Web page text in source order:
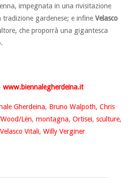
impegnata in una rivisitazione
tradizione gardenese; e infineVelasco
che proporrà una gigantesca
www.biennalegherdeina.it
Gherdeina, Bruno Walpoth,Chris
Lën,montagna,Ortisei,sculture,
Velasco Vitali,Willy Verginer